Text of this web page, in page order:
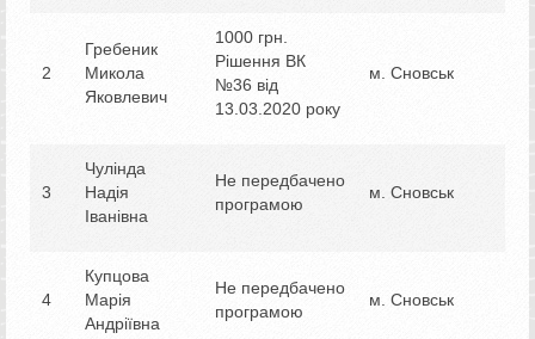
2
Гребеник
Микола
Яковлевич
1000 грн.
Рішення ВК
№36 від
13.03.2020 року
м. Сновськ
3
Чулінда
Надія
Іванівна
Не передбачено
програмою
м. Сновськ
4
Купцова
Марія
Андріївна
Не передбачено
програмою
м. Сновськ